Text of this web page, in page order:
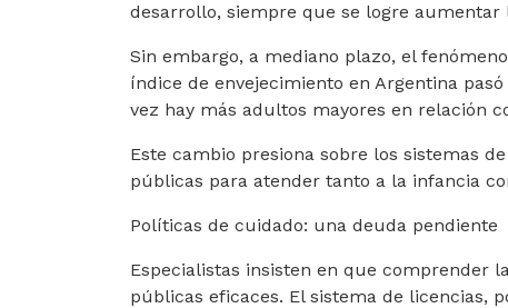
desarrollo, siempre que se logre
Sin embargo, a mediano plazo, el
índice de envejecimiento en Argentina
vez hay más adultos mayores en relación
Este cambio presiona sobre los sistemas
públicas para atender tanto a la infancia
Políticas de cuidado: una deuda pendiente
Especialistas insisten en que comprender
públicas eficaces. El sistema de licencias,